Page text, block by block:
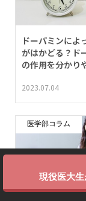
ドーパミンによ
がはかどる？ド
の作用を分かり
2023.07.04
医学部コラム
現役医大